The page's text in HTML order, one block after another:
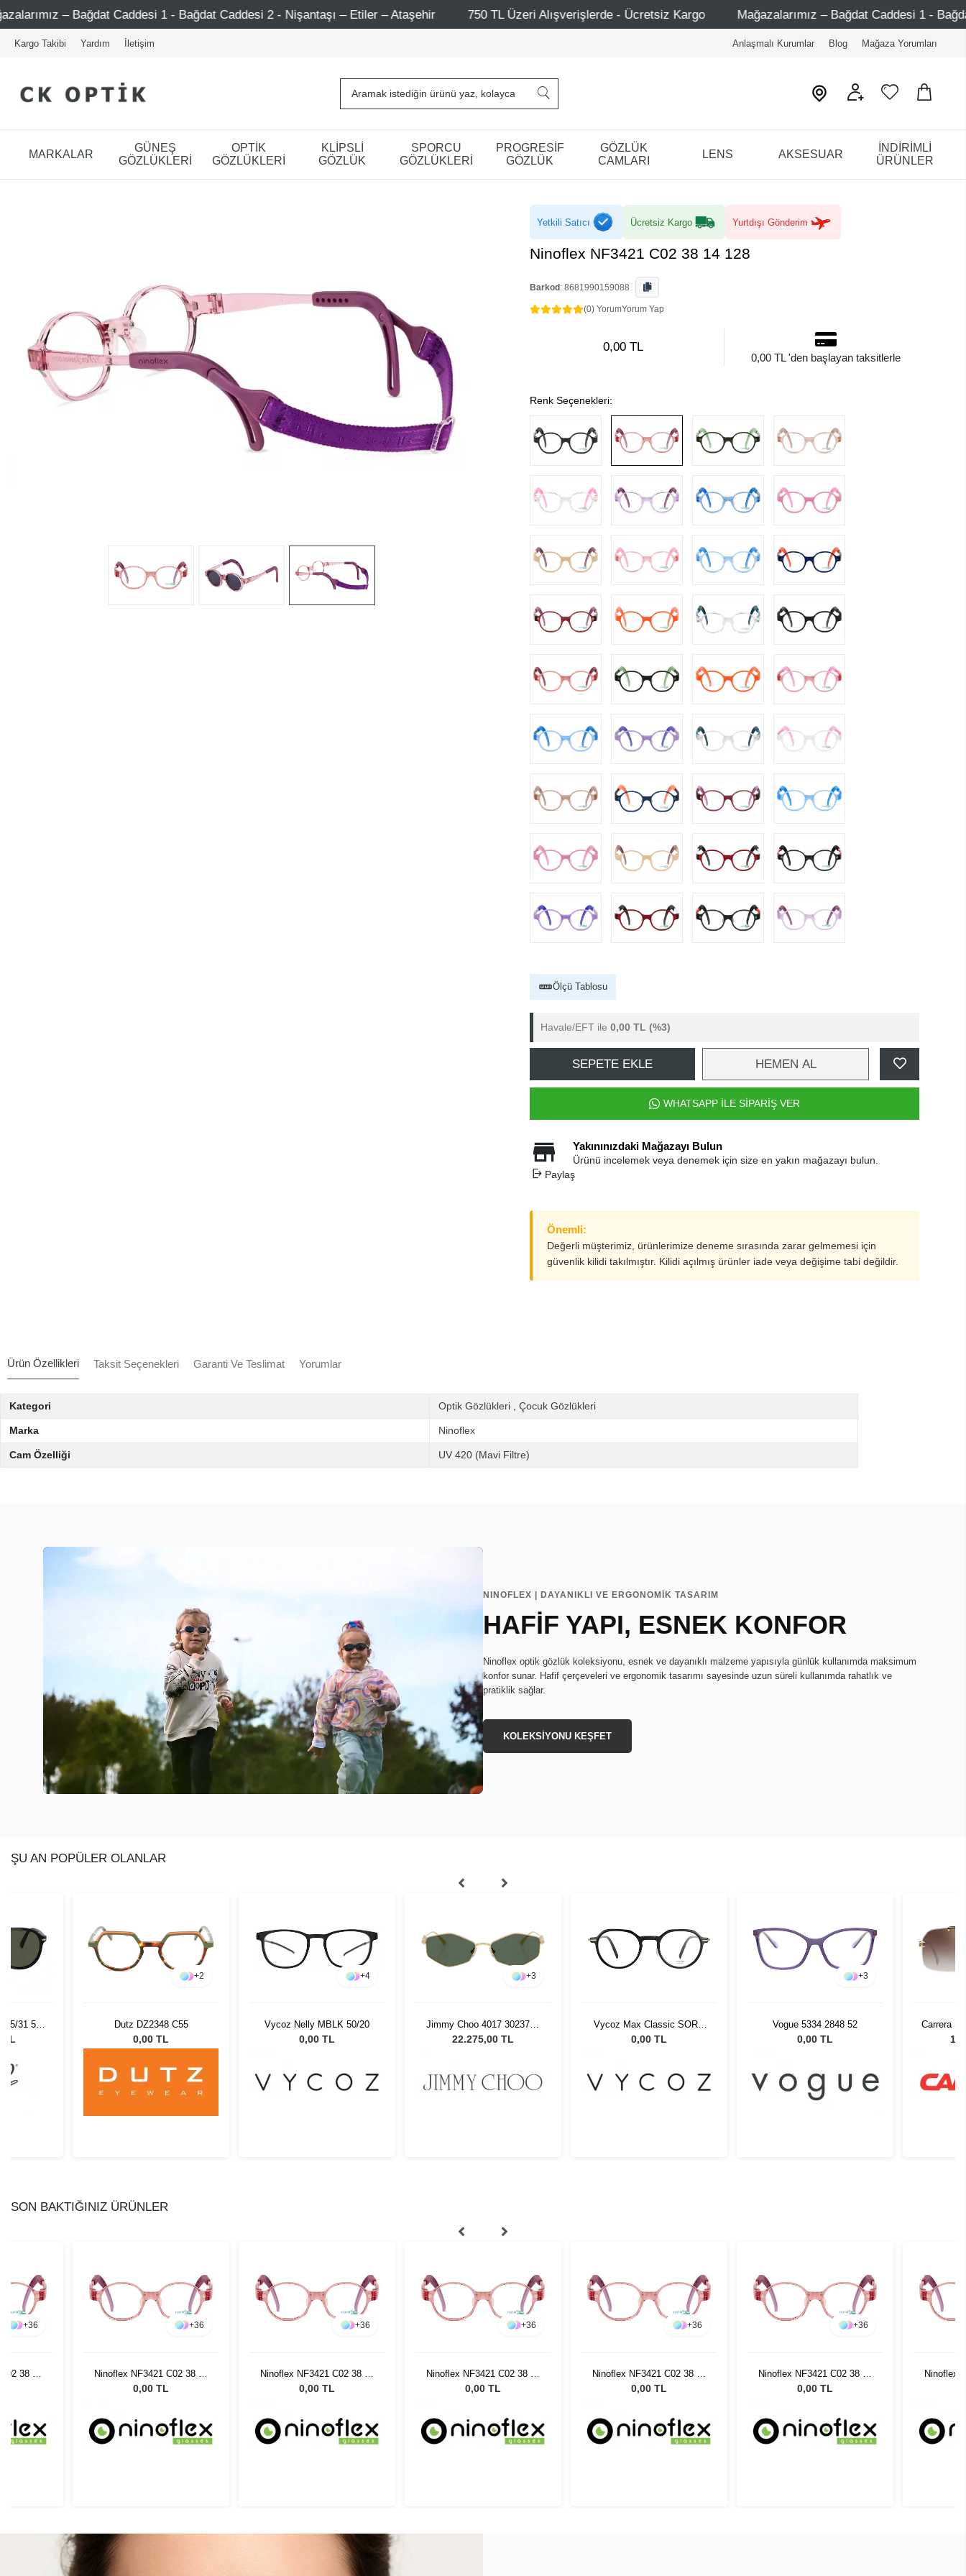
1 - Bağdat Caddesi 2 - Nişantaşı – Etiler – Ataşehir 750 TL Üzeri Alışverişlerde - Ücretsiz Kargo Mağazalarımız – Bağdat Caddesi 1 - Bağdat Caddesi 2 - Nişantaşı –
Kargo Takibi Yardım İletişim Anlaşmalı Kurumlar Blog Mağaza Yorumları
MARKALAR
GÜNEŞ
GÖZLÜKLERİ
OPTİK
GÖZLÜKLERİ
KLİPSLİ
GÖZLÜK
SPORCU
GÖZLÜKLERİ
PROGRESİF
GÖZLÜK
GÖZLÜK
CAMLARI
LENS AKSESUAR
İNDİRİMLİ
ÜRÜNLER
Yetkili Satıcı Ücretsiz Kargo Yurtdışı Gönderim
Ninoflex NF3421 C02 38 14 128
Barkod : 8681990159088
(0) YorumYorum Yap
0,00 TL
0,00 TL 'den başlayan taksitlerle
Renk Seçenekleri:
Ölçü Tablosu
Havale/EFT ile 0,00 TL (%3)
SEPETE EKLE HEMEN AL
WHATSAPP İLE SİPARİŞ VER
Yakınınızdaki Mağazayı Bulun
Ürünü incelemek veya denemek için size en yakın mağazayı bulun.
Paylaş
Önemli:
Değerli müşterimiz, ürünlerimize deneme sırasında zarar gelmemesi için
güvenlik kilidi takılmıştır. Kilidi açılmış ürünler iade veya değişime tabi değildir.
Ürün Özellikleri Taksit Seçenekleri Garanti Ve Teslimat Yorumlar
Kategori Optik Gözlükleri Çocuk Gözlükleri
Marka Ninoflex
Cam Özelliği UV 420 (Mavi Filtre)
NINOFLEX | DAYANIKLI VE ERGONOMİK TASARIM
HAFİF YAPI, ESNEK KONFOR
Ninoflex optik gözlük koleksiyonu, esnek ve dayanıklı malzeme yapısıyla günlük kullanımda maksimum
konfor sunar. Hafif çerçeveleri ve ergonomik tasarımı sayesinde uzun süreli kullanımda rahatlık ve
pratiklik sağlar.
KOLEKSİYONU KEŞFET
ŞU AN POPÜLER OLANLAR
95/31 55
TL
+2
Dutz DZ2348 C55
0,00 TL
+4
Vycoz Nelly MBLK 50/20
0,00 TL
+3
Jimmy Choo 4017 302371 -
55 Kadın Güneş Gözlüğü
22.275,00 TL
Vycoz Max Classic SORA
SBLK 48-21 57445
0,00 TL
+3
Vogue 5334 2848 52
0,00 TL
Carrera
Erkek
SON BAKTIĞINIZ ÜRÜNLER
+36
38 14
+36
Ninoflex NF3421 C02 38 14
128
0,00 TL
+36
Ninoflex NF3421 C02 38 14
128
0,00 TL
+36
Ninoflex NF3421 C02 38 14
128
0,00 TL
+36
Ninoflex NF3421 C02 38 14
128
0,00 TL
+36
Ninoflex NF3421 C02 38 14
128
0,00 TL
Ninoflex